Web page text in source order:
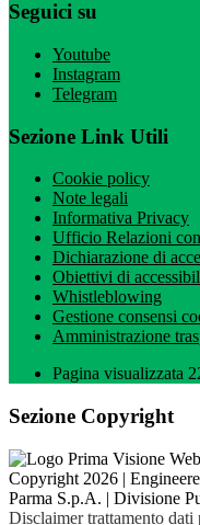
Seguici su
Youtube
Instagram
Telegram
Sezione Link Utili
Cookie policy
Note legali
Informativa Privacy
Ufficio Relazioni
Dichiarazione di
Obiettivi di
Whistleblowing
Gestione consensi
Amministrazione
Pagina visualizzata
Sezione Copyright
Copyright 2026 |
Parma S.p.A. | Divisione
Disclaimer trattamento dati